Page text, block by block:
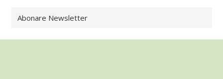
Abonare Newsletter